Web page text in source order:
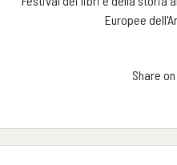
Europee
Share on